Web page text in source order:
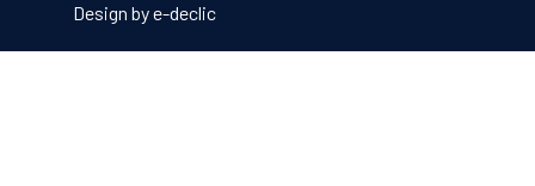
Design bye-declic